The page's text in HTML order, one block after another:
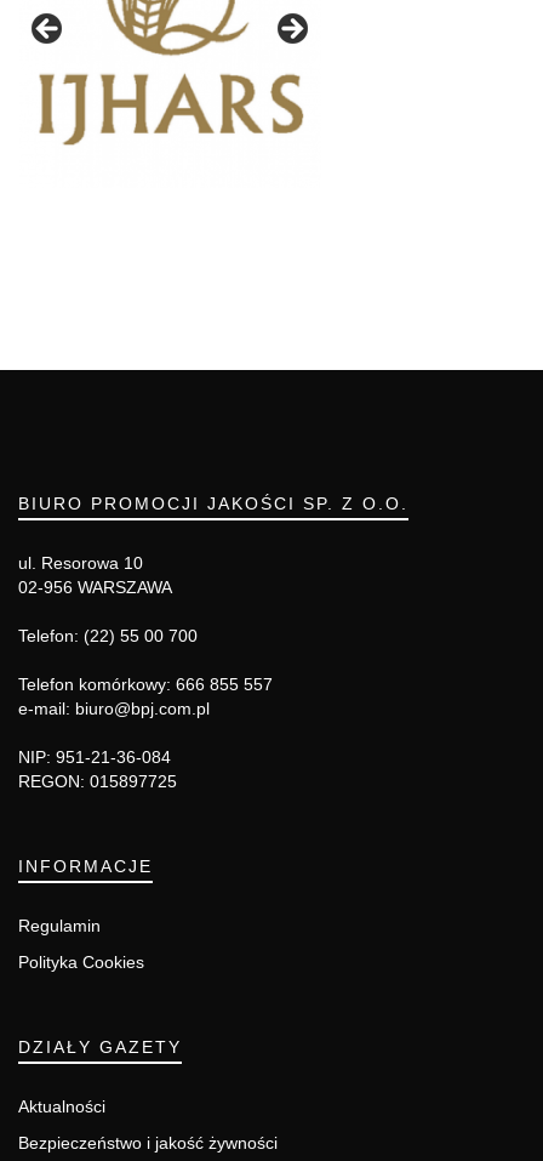
BIURO PROMOCJI JAKOŚCI SP. Z O.O.
ul. Resorowa 10
02-956 WARSZAWA
Telefon: (22) 55 00 700
Telefon komórkowy: 666 855 557
e-mail: biuro@bpj.com.pl
NIP: 951-21-36-084
REGON: 015897725
INFORMACJE
Regulamin
Polityka Cookies
DZIAŁY GAZETY
Aktualności
Bezpieczeństwo i jakość żywności